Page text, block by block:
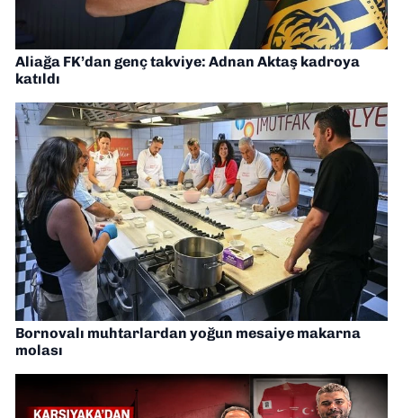
Aliağa FK’dan genç takviye: Adnan Aktaş kadroya
katıldı
Bornovalı muhtarlardan yoğun mesaiye makarna
molası